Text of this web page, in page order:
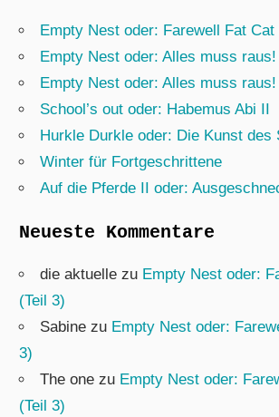
Empty Nest oder: Farewell Fat Cat
Empty Nest oder: Alles muss raus!
Empty Nest oder: Alles muss raus!
School’s out oder: Habemus Abi II
Hurkle Durkle oder: Die Kunst des
Winter für Fortgeschrittene
Auf die Pferde II oder:
Neueste Kommentare
die aktuelle zu Empty Nest oder:
(Teil 3)
Sabine zu Empty Nest oder:
3)
The one zu Empty Nest oder:
(Teil 3)